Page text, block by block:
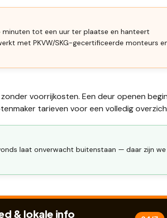
minuten tot een uur ter plaatse en hanteert
met PKVW/SKG-gecertificeerde monteurs
voorrijkosten. Een deur openen
tarieven voor een volledig
laat onverwacht buitenstaan — daar zijn we
& lokale info